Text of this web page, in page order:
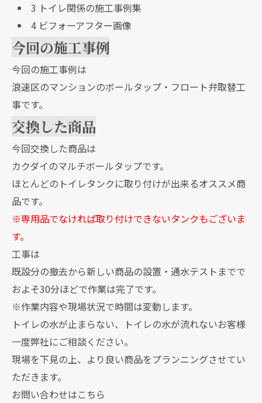
3 トイレ関係の施工事例集
4ビフォーアフター画像
今回の施工事例
今回の施工事例は
浪速区のマンションのボールタップ・フロート弁取替工
事です。
交換した商品
今回交換した商品は
カクダイのマルチボールタップです。
ほとんどのトイレタンクに取り付けが出来るオススメ商
品です。
※専用品でなければ取り付けできないタンクもございま
す。
工事は
既設分の撤去から新しい商品の設置・通水テストまでで
およそ30分ほどで作業は完了です。
※作業内容や現場状況で時間は変動します。
トイレの水が止まらない、トイレの水が流れないお客様
一度弊社にご相談ください。
現場を下見の上、より良い商品をプランニングさせてい
ただきます。
お問い合わせはこちら